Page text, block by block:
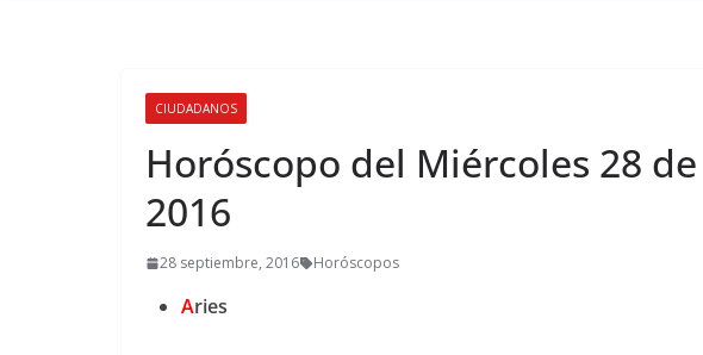
CIUDADANOS
Horóscopo del Miércoles 28
2016
28 septiembre, 2016 Horóscopos
Aries